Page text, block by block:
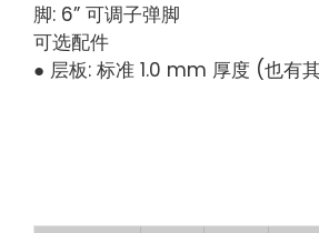
脚: 6” 可调子弹脚
可选配件
● 层板: 标准 1.0 mm 厚度 (也有